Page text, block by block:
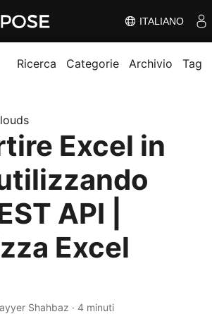
ITALIANO
Ricerca Categorie Archivio Tag
Excel in
API |
Excel
Shahbaz · 4 minuti